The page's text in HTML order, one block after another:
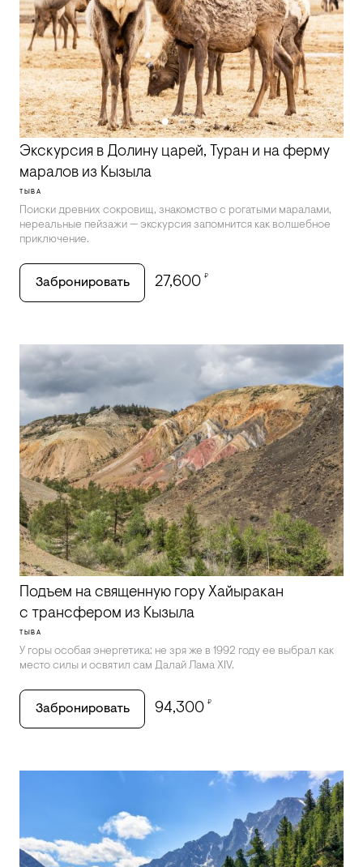
Экскурсия в Долину царей, Туран и на ферму
маралов из Кызыла
ТЫВА
Поиски древних сокровищ, знакомство с рогатыми маралами,
нереальные пейзажи — экскурсия запомнится как волшебное
приключение.
Забронировать 27,600 ₽
Подъем на священную гору Хайыракан
с трансфером из Кызыла
ТЫВА
У горы особая энергетика: не зря же в 1992 году ее выбрал как
место силы и освятил сам Далай Лама XIV.
Забронировать 94,300 ₽